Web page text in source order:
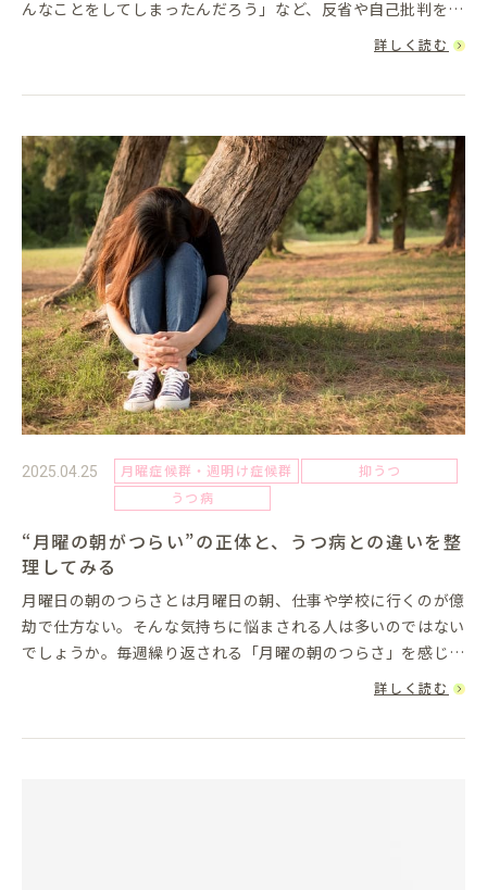
んなことをしてしまったんだろう」など、反省や自己批判を繰
り返してしまうことはありませんか？特に眠りに就く前にその
詳しく読む
2025.04.25 月曜症候群・週明け症候群
抑うつ
うつ病
“月曜の朝がつらい”の正体と、うつ病との違いを整
理してみる
月曜日の朝のつらさとは月曜日の朝、仕事や学校に行くのが億
劫で仕方ない。そんな気持ちに悩まされる人は多いのではない
でしょうか。毎週繰り返される「月曜の朝のつらさ」を感じる
ことが、普通のことであり、ある意味では自然なことだと思う
詳しく読む